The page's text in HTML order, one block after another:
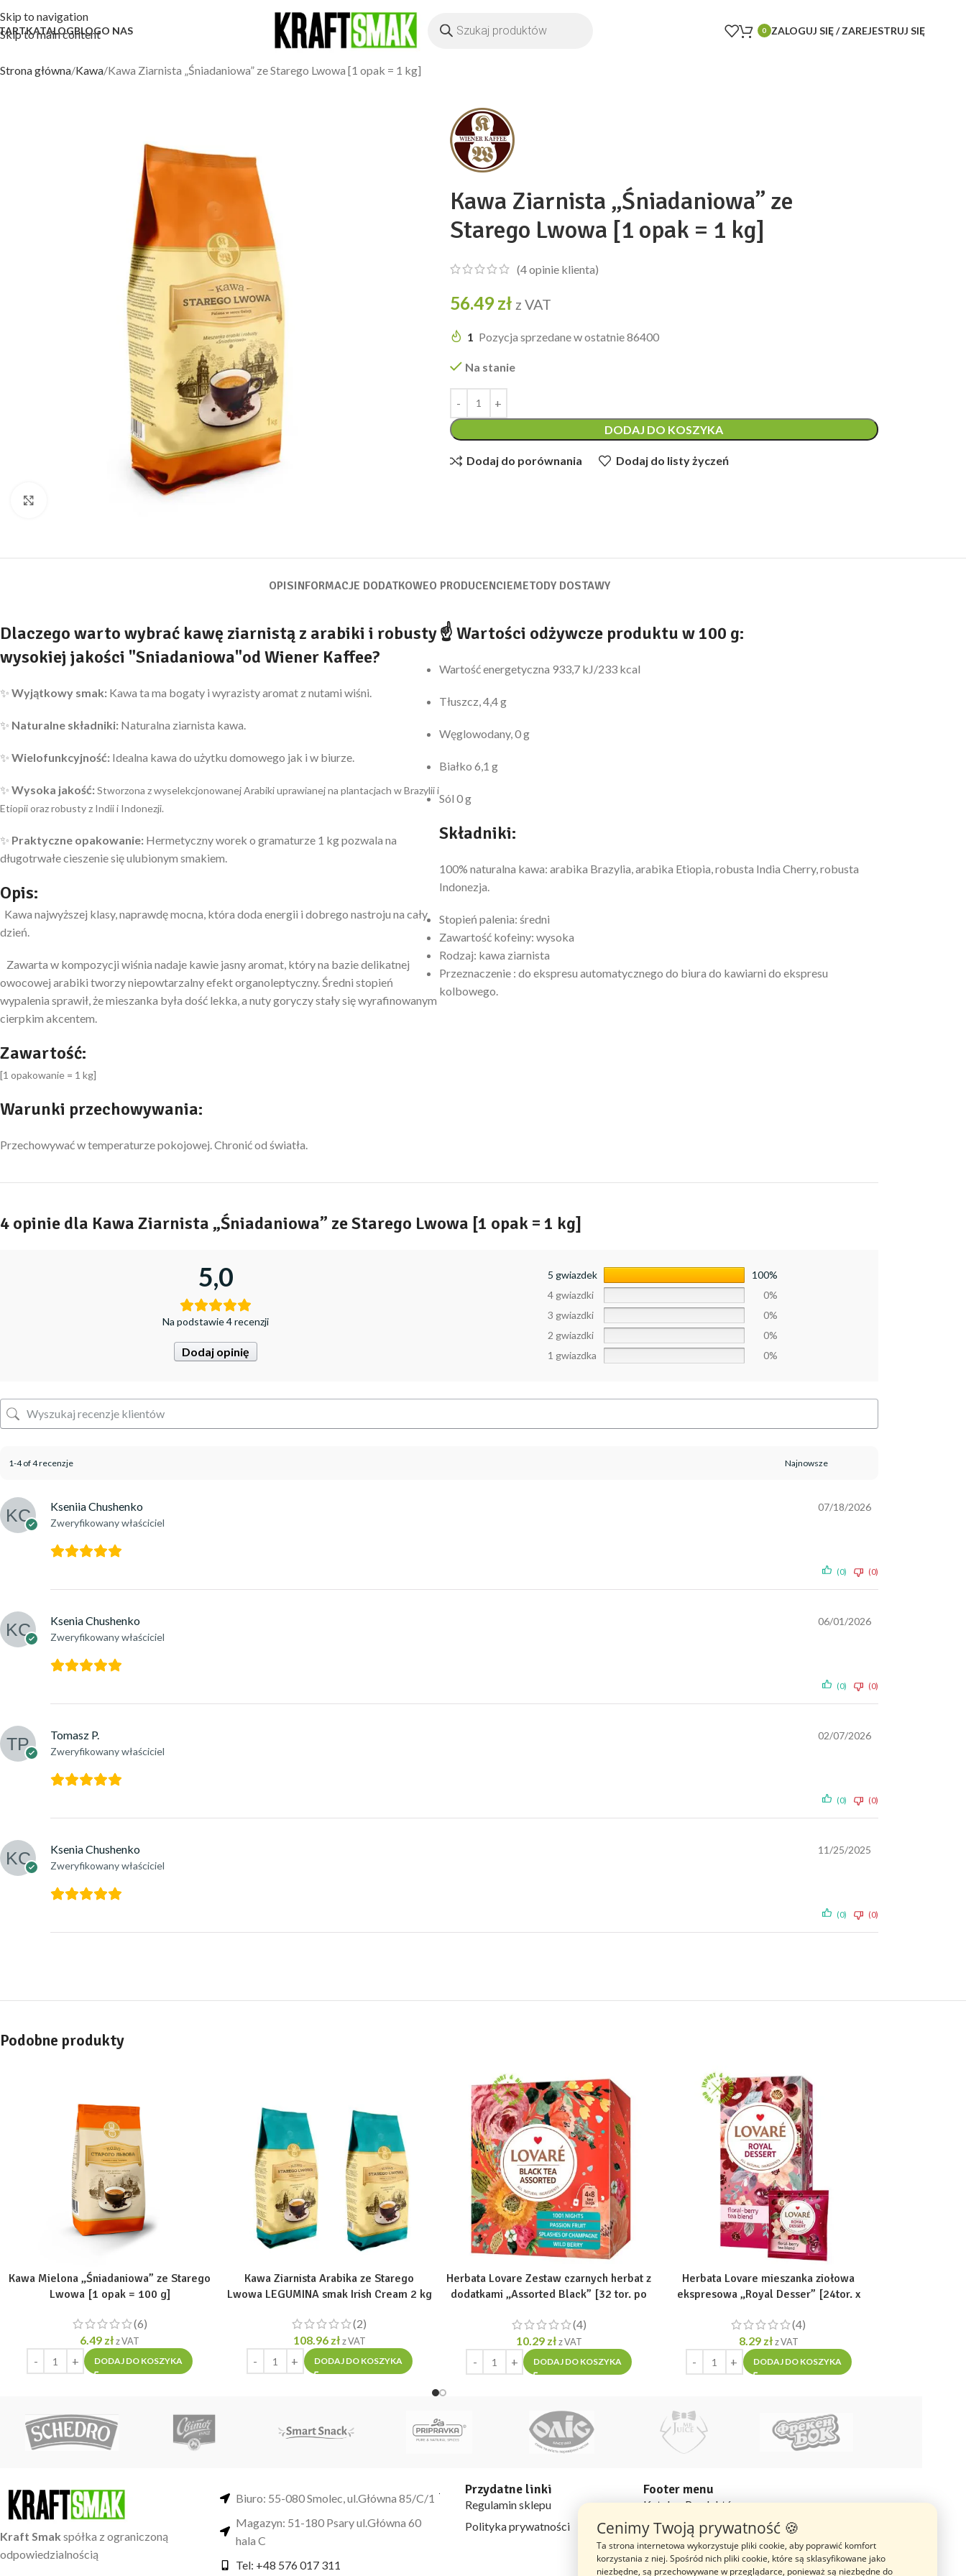
Skip to navigation
Skip to main content
KATALOGBLOGO NAS 0 ZALOGUJ SIĘ / ZAREJESTRUJ SIĘ
Strona główna Kawa Kawa Ziarnista „Śniadaniowa” ze Starego Lwowa [1 opak = 1 kg]
Kawa Ziarnista „Śniadaniowa” ze
Starego Lwowa [1 opak = 1 kg]
(4opinie klienta)
56.49zł z VAT
1 Pozycja sprzedane w ostatnie 86400
Na stanie
DODAJ DO KOSZYKA
Dodaj do porównania Dodaj do listy życzeń
OPISINFORMACJE DODATKOWEO PRODUCENCIEMETODY DOSTAWY
Dlaczego warto wybrać kawę ziarnistą z arabiki i robusty
wysokiej jakości "Sniadaniowa"od Wiener Kaffee?
✨ Wyjątkowy smak: Kawa ta ma bogaty i wyrazisty aromat z nutami wiśni.
✨ Naturalne składniki: Naturalna ziarnista kawa.
✨ Wielofunkcyjność: Idealna kawa do użytku domowego jak i w biurze.
✨ Wysoka jakość:Stworzona z wyselekcjonowanej Arabiki uprawianej na plantacjach w Brazylii i
Etiopii oraz robusty z Indii i Indonezji.
✨ Praktyczne opakowanie: Hermetyczny worek o gramaturze 1 kg pozwala na
długotrwałe cieszenie się ulubionym smakiem.
Opis:
Kawa najwyższej klasy, naprawdę mocna, która doda energii i dobrego nastroju na cały
dzień.
Zawarta w kompozycji wiśnia nadaje kawie jasny aromat, który na bazie delikatnej
owocowej arabiki tworzy niepowtarzalny efekt organoleptyczny. Średni stopień
wypalenia sprawił, że mieszanka była dość lekka, a nuty goryczy stały się wyrafinowanym
cierpkim akcentem.
Zawartość:
[1 opakowanie = 1 kg]
Warunki przechowywania:
Przechowywać w temperaturze pokojowej. Chronić od światła.
☝ Wartości odżywcze produktu w 100 g:
Wartość energetyczna 933,7 kJ/233 kcal
Tłuszcz, 4,4 g
Węglowodany, 0 g
Białko 6,1 g
Sól 0 g
Składniki:
100% naturalna kawa: arabika Brazylia, arabika Etiopia, robusta India Cherry, robusta
Indonezja.
Stopień palenia: średni
Zawartość kofeiny: wysoka
Rodzaj: kawa ziarnista
Przeznaczenie : do ekspresu automatycznego do biura do kawiarni do ekspresu
kolbowego.
4 opinie dla Kawa Ziarnista „Śniadaniowa” ze Starego Lwowa [1 opak = 1 kg]
5,0
Na podstawie 4 recenzji
Dodaj opinię
5 gwiazdek
100%
4 gwiazdki
0%
3 gwiazdki
0%
2 gwiazdki
0%
1 gwiazdka
0%
1-4 of 4 recenzje
Kseniia Chushenko
Zweryfikowany właściciel
07/18/2026
(0) (0)
Ksenia Chushenko
Zweryfikowany właściciel
06/01/2026
(0) (0)
Tomasz P.
Zweryfikowany właściciel
02/07/2026
(0) (0)
Ksenia Chushenko
Zweryfikowany właściciel
11/25/2025
(0) (0)
Podobne produkty
Kawa Mielona „Śniadaniowa” ze Starego
Lwowa [1 opak = 100 g]
(6)
6.49 zł z VAT
DODAJ DO KOSZYKA
Kawa Ziarnista Arabika ze Starego
Lwowa LEGUMINA smak Irish Cream 2 kg
(2)
108.96 zł z VAT
DODAJ DO KOSZYKA
Herbata Lovare Zestaw czarnych herbat z
dodatkami „Assorted Black” [32 tor. po
(4)
10.29 zł z VAT
DODAJ DO KOSZYKA
Herbata Lovare mieszanka ziołowa
ekspresowa „Royal Desser” [24tor. x
(4)
8.29 zł z VAT
DODAJ DO KOSZYKA
Kraft Smak spółka z ograniczoną
odpowiedzialnością
Biuro: 55-080 Smolec, ul.Główna 85/C/1
Magazyn: 51-180 Psary ul.Główna 60
hala C
Tel: +48 576 017 311
Przydatne linki
Regulamin sklepu
Polityka prywatności
Footer menu
Katalog Produktów
Blog
O nas
Opinie
Cenimy Twoją prywatność 🍪
Ta strona internetowa wykorzystuje pliki cookie, aby poprawić komfort
korzystania z niej. Spośród nich pliki cookie, które są sklasyfikowane jako
niezbędne, są przechowywane w przeglądarce, ponieważ są niezbędne do